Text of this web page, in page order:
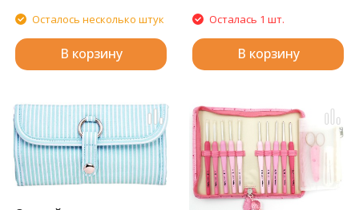
Осталось несколько штук
В корзину
Осталась 1 шт.
В корзину